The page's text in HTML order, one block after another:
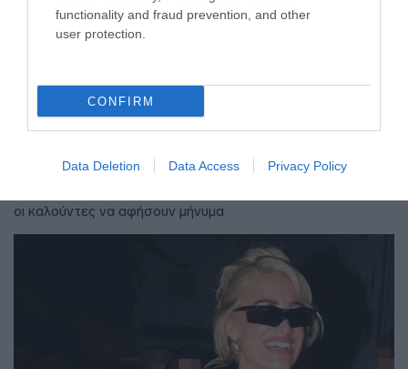
functionality and fraud prevention, and other
user protection.
CONFIRM
Data Deletion Data Access Privacy Policy
Οι Queens Of The Stone Age
δημιούργησαν τηλεφωνική γραμμή…
παραπόνων για τους θαυμαστές τους
οι καλούντες να αφήσουν μήνυμα